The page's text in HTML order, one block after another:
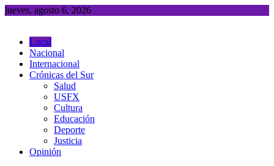
Saltar
jueves, agosto 6, 2026
Local
Nacional
Internacional
Crónicas del Sur
Salud
USFX
Cultura
Educación
Deporte
Justicia
Opinión